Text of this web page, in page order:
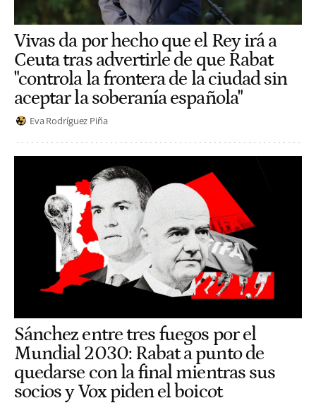
Vivas da por hecho que el Rey irá a
Ceuta tras advertirle de que Rabat
"controla la frontera de la ciudad sin
aceptar la soberanía española"
Eva Rodríguez Piña
Sánchez entre tres fuegos por el
Mundial 2030: Rabat a punto de
quedarse con la final mientras sus
socios y Vox piden el boicot